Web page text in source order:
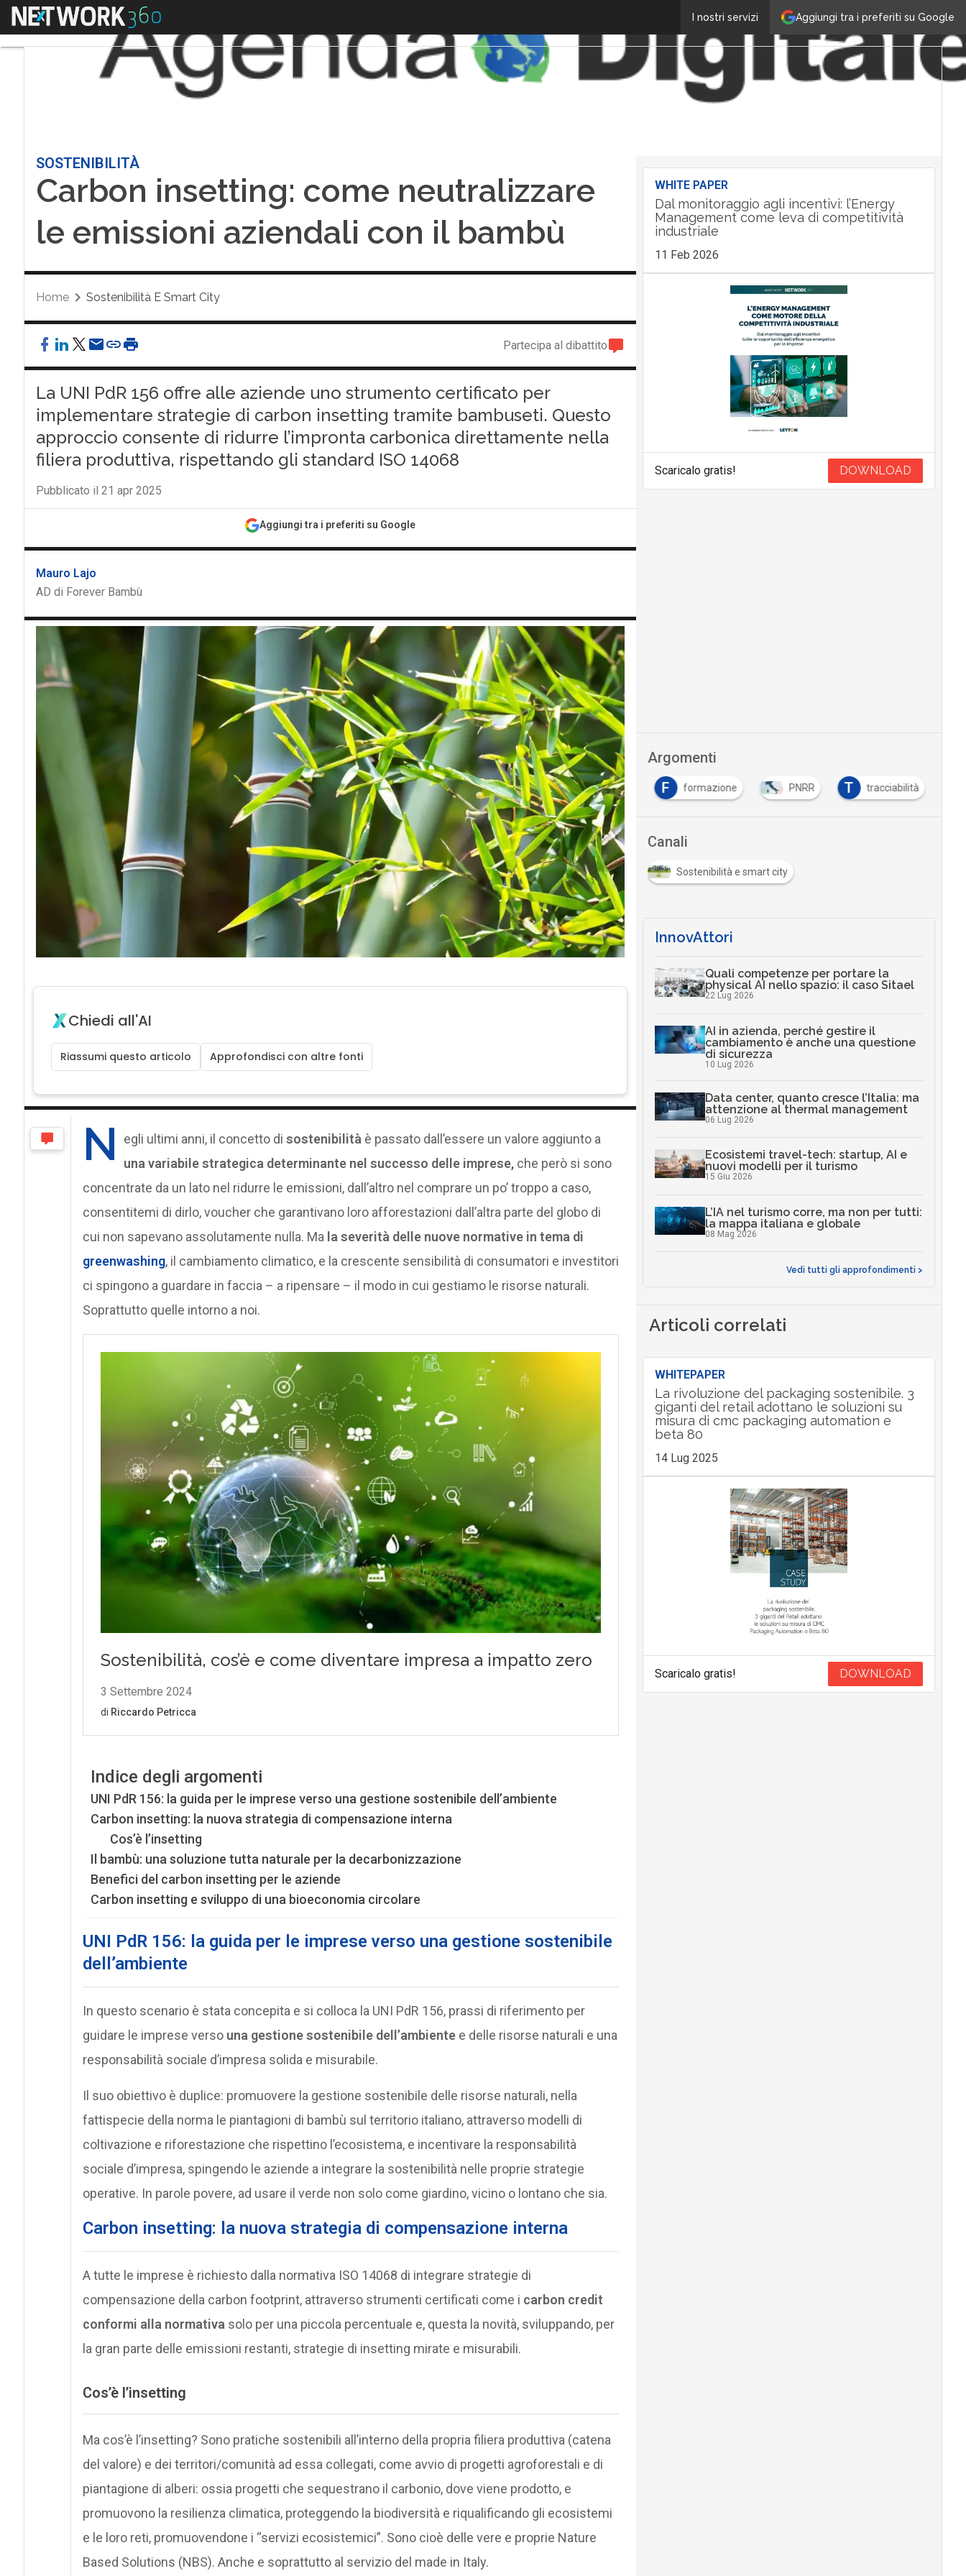
Aggiungi tra i preferiti su Google
I nostri servizi
Menu
SOSTENIBILITÀ
Carbon insetting: come neutralizzare
le emissioni aziendali con il bambù
Home Sostenibilità E Smart City
Partecipa al dibattito
La UNI PdR 156 offre alle aziende uno strumento certificato per
implementare strategie di carbon insetting tramite bambuseti. Questo
approccio consente di ridurre l’impronta carbonica direttamente nella
filiera produttiva, rispettando gli standard ISO 14068
Pubblicato il 21 apr 2025
Aggiungi tra i preferiti su Google
Mauro Lajo
AD di Forever Bambù
Chiedi all'AI
Riassumi questo articolo Approfondisci con altre fonti
N egli ultimi anni, il concetto di sostenibilità è passato dall’essere un valore aggiunto a
una variabile strategica determinante nel successo delle imprese, che però si sono
concentrate da un lato nel ridurre le emissioni, dall’altro nel comprare un po’ troppo a caso,
consentitemi di dirlo, voucher che garantivano loro afforestazioni dall’altra parte del globo di
cui non sapevano assolutamente nulla. Ma la severità delle nuove normative in tema di
greenwashing, il cambiamento climatico, e la crescente sensibilità di consumatori e investitori
ci spingono a guardare in faccia – a ripensare – il modo in cui gestiamo le risorse naturali.
Soprattutto quelle intorno a noi.
Indice degli argomenti
UNI PdR 156: la guida per le imprese verso una gestione sostenibile dell’ambiente
Carbon insetting: la nuova strategia di compensazione interna
Cos’è l’insetting
Il bambù: una soluzione tutta naturale per la decarbonizzazione
Benefici del carbon insetting per le aziende
Carbon insetting e sviluppo di una bioeconomia circolare
UNI PdR 156: la guida per le imprese verso una gestione sostenibile
dell’ambiente
In questo scenario è stata concepita e si colloca la UNI PdR 156, prassi di riferimento per
guidare le imprese versouna gestione sostenibile dell’ambientee delle risorse naturali e una
responsabilità sociale d’impresa solida e misurabile.
Il suo obiettivo è duplice: promuovere la gestione sostenibile delle risorse naturali, nella
fattispecie della norma le piantagioni di bambù sul territorio italiano, attraverso modelli di
coltivazione e riforestazione che rispettino l’ecosistema, e incentivare la responsabilità
sociale d’impresa, spingendo le aziende a integrare la sostenibilità nelle proprie strategie
operative. In parole povere, ad usare il verde non solo come giardino, vicino o lontano che sia.
Carbon insetting: la nuova strategia di compensazione interna
A tutte le imprese è richiesto dalla normativa ISO 14068 di integrare strategie di
compensazione della carbon footprint, attraverso strumenti certificati come i carbon credit
conformi alla normativa solo per una piccola percentuale e, questa la novità, sviluppando, per
la gran parte delle emissioni restanti, strategie di insetting mirate e misurabili.
Cos’è l’insetting
Ma cos’è l’insetting? Sono pratiche sostenibili all’interno della propria filiera produttiva (catena
del valore) e dei territori/comunità ad essa collegati, come avvio di progetti agroforestali e di
piantagione di alberi: ossia progetti che sequestrano il carbonio, dove viene prodotto, e
promuovono la resilienza climatica, proteggendo la biodiversità e riqualificando gli ecosistemi
e le loro reti, promuovendone i “servizi ecosistemici”. Sono cioè delle vere e proprie Nature
Based Solutions (NBS). Anche e soprattutto al servizio del made in Italy.
WHITE PAPER
Dal monitoraggio agli incentivi: l’Energy
Management come leva di competitività
industriale
11 Feb 2026
Scaricalo gratis! DOWNLOAD
Argomenti
blockchain F formazione PNRR T tracciabilità
Canali
Sostenibilità e smart city
InnovAttori
Quali competenze per portare la
physical AI nello spazio: il caso Sitael
22 Lug 2026
AI in azienda, perché gestire il
cambiamento è anche una questione
di sicurezza
10 Lug 2026
Data center, quanto cresce l’Italia: ma
attenzione al thermal management
06 Lug 2026
Ecosistemi travel-tech: startup, AI e
nuovi modelli per il turismo
15 Giu 2026
L’IA nel turismo corre, ma non per tutti:
la mappa italiana e globale
08 Mag 2026
Vedi tutti gli approfondimenti >
Articoli correlati
WHITEPAPER
La rivoluzione del packaging sostenibile. 3
giganti del retail adottano le soluzioni su
misura di cmc packaging automation e
beta 80
14 Lug 2025
Scaricalo gratis! DOWNLOAD